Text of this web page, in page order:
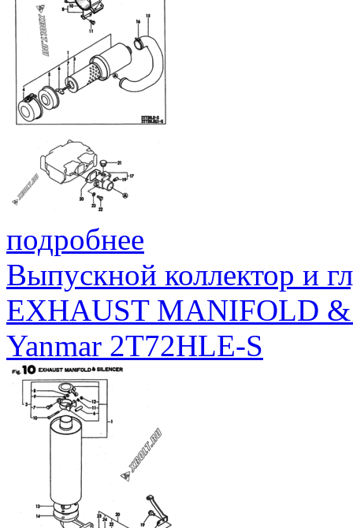
подробнее
Выпускной коллектор и
EXHAUST MANIFOLD
Yanmar 2T72HLE-S